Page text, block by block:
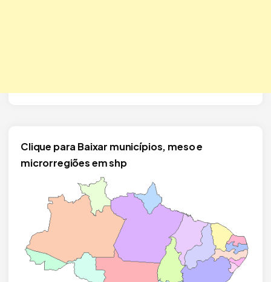
Clique para Baixar municípios, meso e
microrregiões em shp